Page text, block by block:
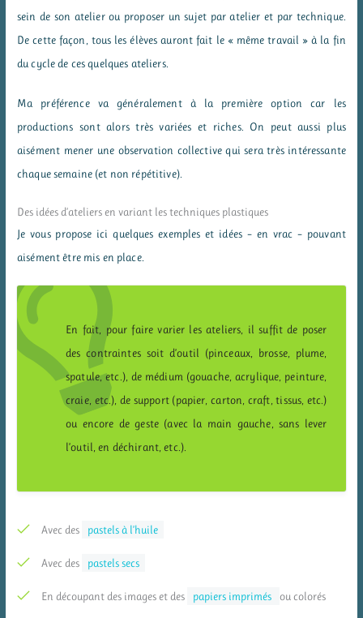
sein de son atelier ou proposer un sujet par atelier et par technique.
De cette façon, tous les élèves auront fait le « même travail » à la fin
du cycle de ces quelques ateliers.
Ma préférence va généralement à la première option car les
productions sont alors très variées et riches. On peut aussi plus
aisément mener une observation collective qui sera très intéressante
chaque semaine (et non répétitive).
Des idées d’ateliers en variant les techniques plastiques
Je vous propose ici quelques exemples et idées – en vrac – pouvant
aisément être mis en place.
En fait, pour faire varier les ateliers, il suffit de poser
des contraintes soit d’outil (pinceaux, brosse, plume,
spatule, etc.), de médium (gouache, acrylique, peinture,
craie, etc.), de support (papier, carton, craft, tissus, etc.)
ou encore de geste (avec la main gauche, sans lever
l’outil, en déchirant, etc.).
Avec des pastels à l’huile
Avec des pastels secs
En découpant des images et des papiers imprimés ou colorés